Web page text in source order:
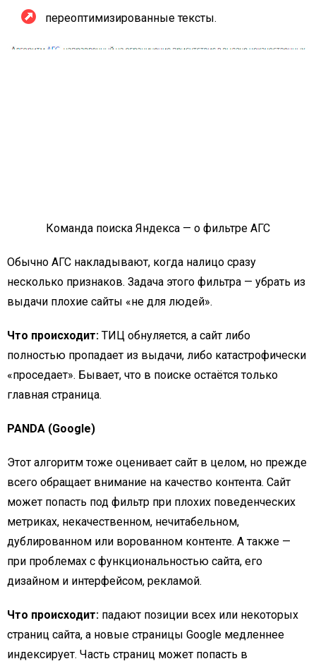
переоптимизированные тексты.
Команда поиска Яндекса — о фильтре АГС
Обычно АГС накладывают, когда налицо сразу
несколько признаков. Задача этого фильтра — убрать из
выдачи плохие сайты «не для людей».
Что происходит: ТИЦ обнуляется, а сайт либо
полностью пропадает из выдачи, либо катастрофически
«проседает». Бывает, что в поиске остаётся только
главная страница.
PANDA (Google)
Этот алгоритм тоже оценивает сайт в целом, но прежде
всего обращает внимание на качество контента. Сайт
может попасть под фильтр при плохих поведенческих
метриках, некачественном, нечитабельном,
дублированном или ворованном контенте. А также —
при проблемах с функциональностью сайта, его
дизайном и интерфейсом, рекламой.
Что происходит: падают позиции всех или некоторых
страниц сайта, а новые страницы Google медленнее
индексирует. Часть страниц может попасть в